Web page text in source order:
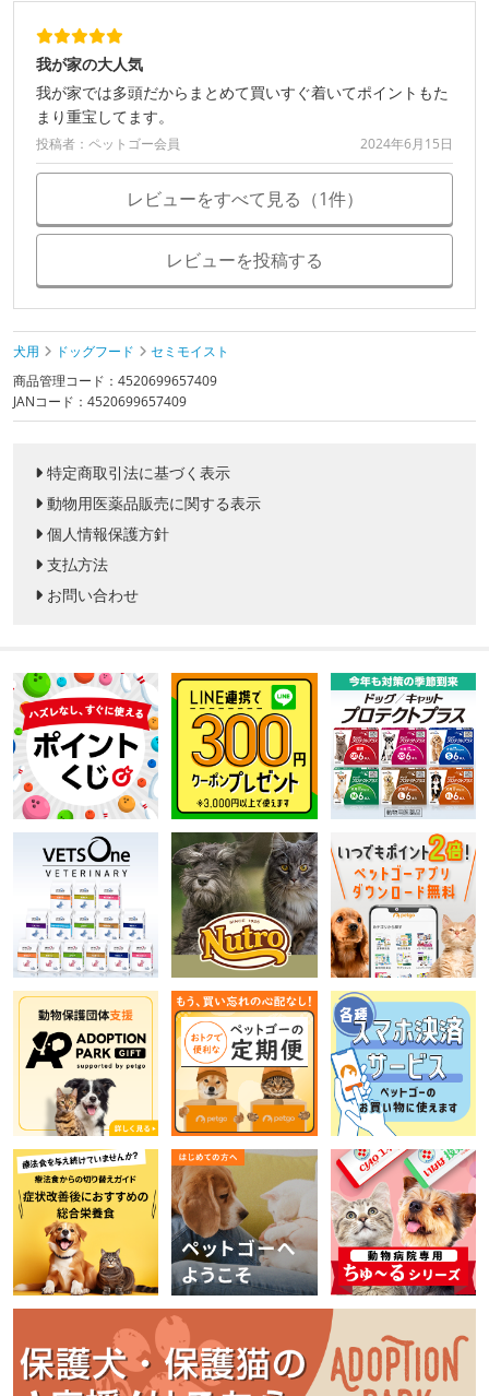
我が家の大人気
我が家では多頭だからまとめて買いすぐ着いてポイントもた
まり重宝してます。
投稿者：ペットゴー会員 2024年6月15日
レビューをすべて見る（1件）
レビューを投稿する
犬用 ドッグフード
セミモイスト
商品管理コード：4520699657409
JANコード：4520699657409
特定商取引法に基づく表示
動物用医薬品販売に関する表示
個人情報保護方針
支払方法
お問い合わせ